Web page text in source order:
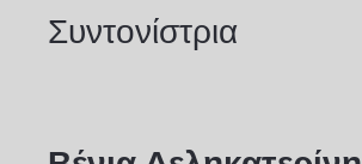
Συντονίστρια